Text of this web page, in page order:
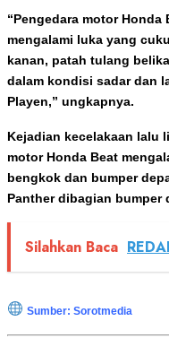
“Pengedara motor
mengalami luka yang
kanan, patah tulang
dalam kondisi sadar dan
Playen,” ungkapnya.
Kejadian kecelakaan lalu
motor Honda Beat
bengkok dan bumper
Panther dibagian bumper
Silahkan Baca
Sumber: Sorotmedia